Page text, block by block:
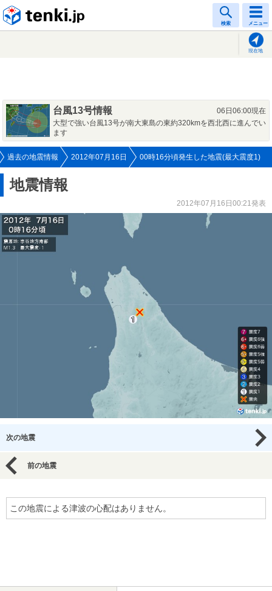
検索 メニュー
現在地
台風13号情報
06日06:00現在
大型で強い台風13号が南大東島の東約320kmを西北西に進んでい
ます
過去の地震情報 2012年07月16日 00時16分頃発生した地震(最大震度1)
地震情報
2012年07月16日00:21発表
次の地震
前の地震
この地震による津波の心配はありません。